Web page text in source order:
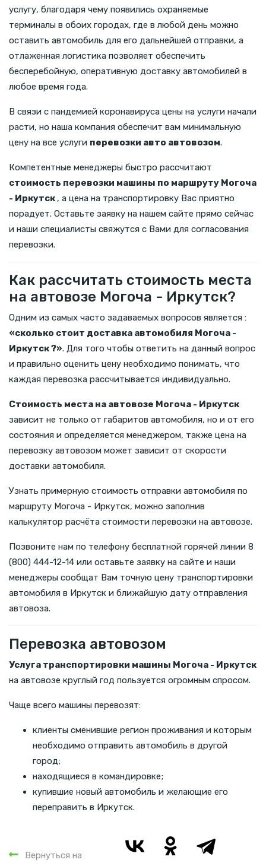
услугу, благодаря чему появились охраняемые
терминалы в обоих городах, где в любой день можно
оставить автомобиль для его дальнейшей отправки, а
отлаженная логистика позволяет обеспечить
бесперебойную, оперативную доставку автомобилей в
любое время года.
В связи с пандемией коронавируса цены на услуги начали
расти, но наша компания обеспечит вам минимальную
цену на все услуги перевозки авто автовозом.
Компетентные менеджеры быстро рассчитают
стоимость перевозки машины по маршруту Могоча
- Иркутск , а цена на транспортировку Вас приятно
порадует. Оставьте заявку на нашем сайте прямо сейчас
и наши специалисты свяжутся с Вами для согласования
перевозки.
Как рассчитать стоимость места
на автовозе Могоча - Иркутск?
Одним из самых часто задаваемых вопросов является :
«сколько стоит доставка автомобиля Могоча -
Иркутск ?». Для того чтобы ответить на данный вопрос
и правильно оценить цену необходимо понимать, что
каждая перевозка рассчитывается индивидуально.
Стоимость места на автовозе Могоча - Иркутск
зависит не только от габаритов автомобиля, но и от его
состояния и определяется менеджером, также цена на
перевозку автовозом может зависит от скорости
доставки автомобиля.
Узнать примерную стоимость отправки автомобиля по
маршруту Могоча - Иркутск, можно заполнив
калькулятор расчёта стоимости перевозки на автовозе.
Позвоните нам по телефону бесплатной горячей линии 8
(800) 444-12-14 или оставьте заявку на сайте и наши
менеджеры сообщат Вам точную цену транспортировки
автомобиля в Иркутск и ближайшую дату отправления
автовоза.
Перевозка автовозом
Услуга транспортировки машины Могоча - Иркутск
на автовозе круглый год пользуется огромным спросом.
Чаще всего машины перевозят:
клиенты сменившие регион проживания и которым
необходимо отправить автомобиль в другой
город;
находящиеся в командировке;
купившие новый автомобиль и желающие его
переправить в Иркутск.
Вернуться на